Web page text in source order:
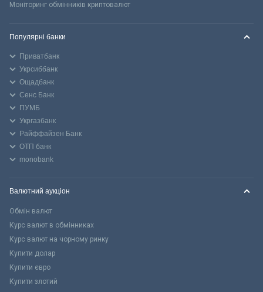
Моніторинг обмінників криптовалют
Популярні банки
Приватбанк
Укрсиббанк
Ощадбанк
Сенс Банк
ПУМБ
Укргазбанк
Райффайзен Банк
ОТП банк
monobank
Валютний аукціон
Обмін валют
Курс валют в обмінниках
Курс валют на чорному ринку
Купити долар
Купити євро
Купити злотий